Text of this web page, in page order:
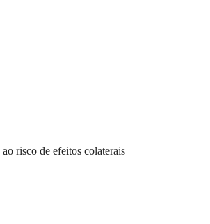
risco de efeitos colaterais